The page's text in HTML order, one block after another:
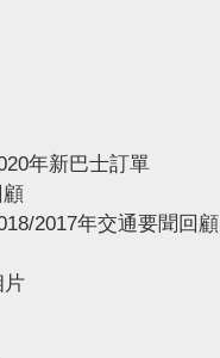
年新巴士訂單
2017年交通要聞回顧
片